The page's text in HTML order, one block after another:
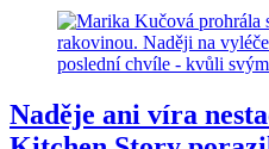
Naděje ani víra